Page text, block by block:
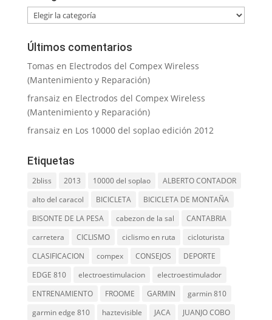
Categorías
Últimos comentarios
Tomas en Electrodos del Compex Wireless
(Mantenimiento y Reparación)
fransaiz en Electrodos del Compex Wireless
(Mantenimiento y Reparación)
fransaiz en Los 10000 del soplao edición 2012
Etiquetas
2bliss 2013 10000 del soplao
ALBERTO CONTADOR
alto del caracol
BICICLETA
BICICLETA DE MONTAÑA
BISONTE DE LA PESA
cabezon de la sal
CANTABRIA
carretera
CICLISMO ciclismo en ruta
cicloturista
CLASIFICACION
compex CONSEJOS
DEPORTE
EDGE 810
electroestimulacion
electroestimulador
ENTRENAMIENTO
FROOME GARMIN
garmin 810
garmin edge 810
haztevisible JACA JUANJO COBO